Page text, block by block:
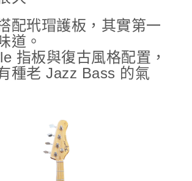
配玳瑁護板，其實第一
道。
指板與復古風格配置，
種老 Jazz Bass 的氣